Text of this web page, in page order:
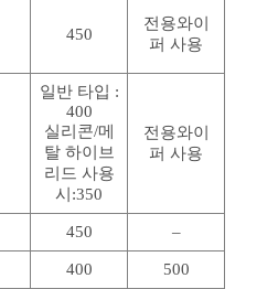
450
전용와이
퍼 사용
일반 타입 :
400
실리콘/메
탈 하이브
리드 사용
시:350
전용와이
퍼 사용
450 –
400 500